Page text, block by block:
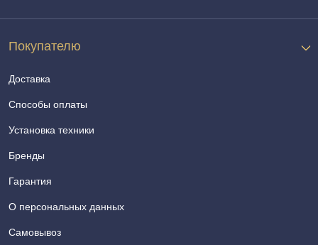
Покупателю
Доставка
Способы оплаты
Установка техники
Бренды
Гарантия
О персональных данных
Самовывоз